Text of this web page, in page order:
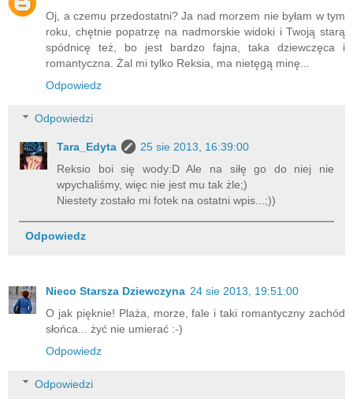
Oj, a czemu przedostatni? Ja nad morzem nie byłam w tym
roku, chętnie popatrzę na nadmorskie widoki i Twoją starą
spódnicę też, bo jest bardzo fajna, taka dziewczęca i
romantyczna. Żal mi tylko Reksia, ma nietęgą minę...
Odpowiedz
Odpowiedzi
Tara_Edyta
25 sie 2013, 16:39:00
Reksio boi się wody:D Ale na siłę go do niej nie
wpychaliśmy, więc nie jest mu tak żle;)
Niestety zostało mi fotek na ostatni wpis...;))
Odpowiedz
Nieco Starsza Dziewczyna 24 sie 2013, 19:51:00
O jak pięknie! Plaża, morze, fale i taki romantyczny zachód
słońca... żyć nie umierać :-)
Odpowiedz
Odpowiedzi